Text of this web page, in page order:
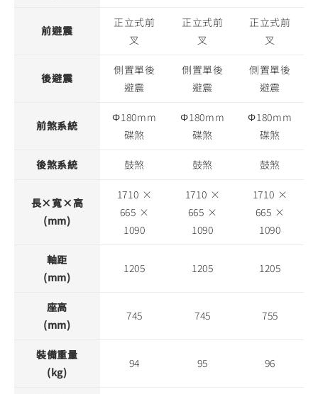
前避震
正立式前
叉
正立式前
叉
正立式前
叉
後避震
側置單後
避震
側置單後
避震
側置單後
避震
前煞系統
Φ180mm
碟煞
Φ180mm
碟煞
Φ180mm
碟煞
後煞系統 鼓煞 鼓煞 鼓煞
長×寬×高
(mm)
1710 ×
665 ×
1090
1710 ×
665 ×
1090
1710 ×
665 ×
1090
軸距
(mm)
1205 1205 1205
座高
(mm)
745 745 755
裝備重量
(kg)
94 95 96